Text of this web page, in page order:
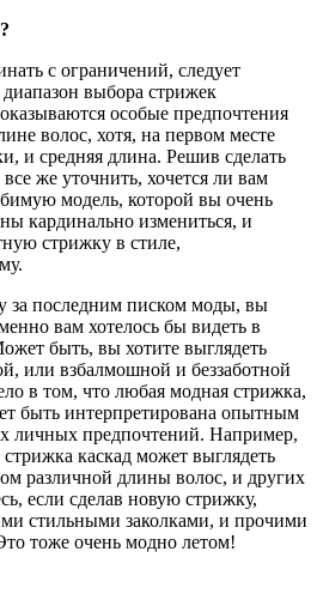
с ограничений, следует
выбора стрижек
особые предпочтения
волос, хотя, на первом месте
и средняя длина. Решив сделать
же уточнить, хочется ли вам
модель, которой вы очень
кардинально измениться, и
стрижку в стиле,
за последним писком моды, вы
вам хотелось бы видеть в
быть, вы хотите выглядеть
или взбалмошной и беззаботной
в том, что любая модная стрижка,
быть интерпретирована опытным
личных предпочтений. Например,
каскад может выглядеть
различной длины волос, и других
если сделав новую стрижку,
стильными заколками, и прочими
тоже очень модно летом!